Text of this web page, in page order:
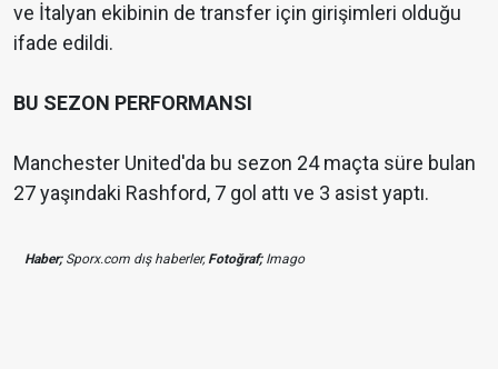
ve İtalyan ekibinin de transfer için girişimleri olduğu
ifade edildi.
BU SEZON PERFORMANSI
Manchester United'da bu sezon 24 maçta süre bulan
27 yaşındaki Rashford, 7 gol attı ve 3 asist yaptı.
Haber;Sporx.com dış haberler,Fotoğraf;Imago